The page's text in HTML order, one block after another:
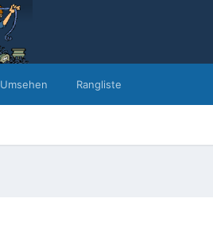
Umsehen Rangliste